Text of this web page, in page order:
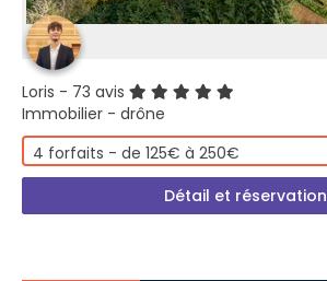
Loris - 73 avis
Immobilier - drône
4 forfaits - de 125€ à 250€
Détail et réservation